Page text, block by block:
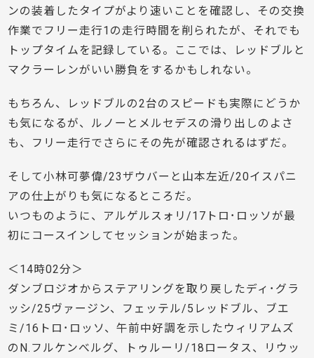
ンの装着したタイプがより速いことを確認し、その交換
作業でフリー走行1の走行時間を削られたが、それでも
トップタイムを記録している。ここでは、レッドブルと
マクラーレンがいい勝負をするかもしれない。
もちろん、レッドブルの2台のスピードも実際にどうか
も気になるが、ルノーとメルセデスの滑り出しのよさ
も、フリー走行でさらにその先が確認されるはずだ。
そして小林可夢偉/23ザウバーと山本左近/20イスパニ
アの仕上がりも気になるところだ。
いつものように、アルゲルスォリ/17トロ･ロッソが最
初にコースインしてセッションが始まった。
＜14時02分＞
ダンブロジオからステアリングを取り戻したディ･グラ
ッシ/25ヴァージン、フェッテル/5レッドブル、ブエ
ミ/16トロ･ロッソ、午前中好調を示したウィリアムズ
のN.フルケンべルグ、トゥルーリ/18ロータス、リウッ